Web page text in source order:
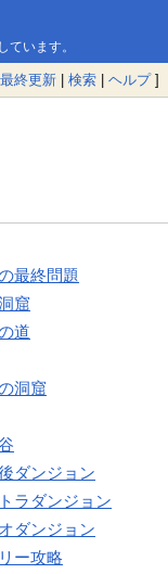
います。
最終更新 | 検索 | ヘルプ]
最終問題
窟
道
洞窟
ダンジョン
ラダンジョン
ダンジョン
ー攻略